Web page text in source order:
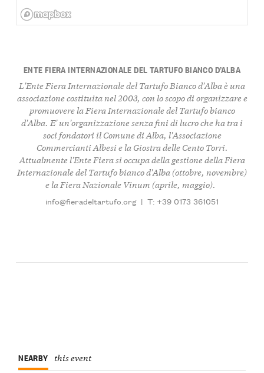
ENTE FIERA INTERNAZIONALE DEL TARTUFO BIANCO D’ALBA
L'Ente Fiera Internazionale del Tartufo Bianco d'Alba è una
associazione costituita nel 2003, con lo scopo di organizzare e
promuovere la Fiera Internazionale del Tartufo bianco
d'Alba. E' un'organizzazione senza fini di lucro che ha tra i
soci fondatori il Comune di Alba, l'Associazione
Commercianti Albesi e la Giostra delle Cento Torri.
Attualmente l'Ente Fiera si occupa della gestione della Fiera
Internazionale del Tartufo bianco d'Alba (ottobre, novembre)
e la Fiera Nazionale Vinum (aprile, maggio).
info@fieradeltartufo.org | T: +39 0173 361051
NEARBY this event